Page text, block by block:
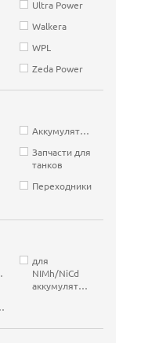
Ultra Power
Walkera
WPL
Zeda Power
Аккумуляторы
Запчасти для
танков
Переходники
для
NIMh/NiCd
аккумуляторов